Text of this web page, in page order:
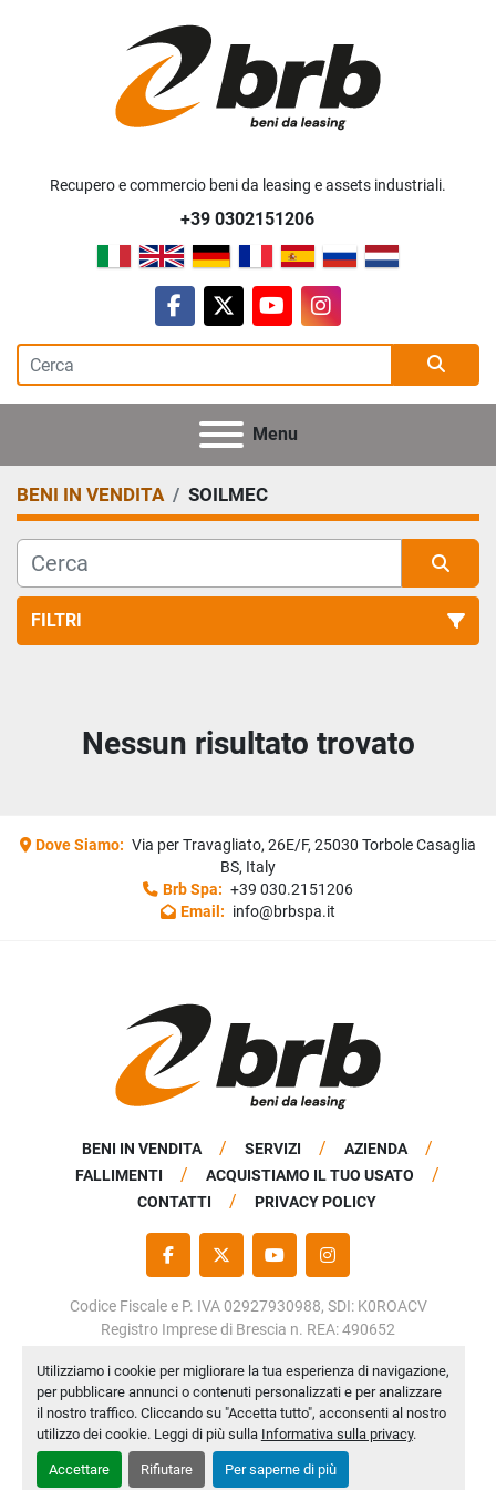
Utilizziamo i cookie per migliorare la tua esperienza di navigazione,
per pubblicare annunci o contenuti personalizzati e per analizzare
il nostro traffico. Cliccando su "Accetta tutto", acconsenti al nostro
utilizzo dei cookie. Leggi di più sulla Informativa sulla privacy.
Accettare Rifiutare Per saperne di più
Recupero e commercio beni da leasing e assets industriali.
+39 0302151206
facebook
twitteryoutubeinstagram
Menu
BENI IN VENDITA SOILMEC
FILTRI
Ordina per
Nessun risultato trovato
Dove Siamo: Via per Travagliato, 26E/F, 25030 Torbole Casaglia
BS, Italy
Brb Spa: +39 030.2151206
Email: info@brbspa.it
BENI IN VENDITA SERVIZI
AZIENDA
FALLIMENTI
ACQUISTIAMO IL TUO USATO
CONTATTI
PRIVACY POLICY
FACEBOOKTWITTERYOUTUBEINSTAGRAM
Codice Fiscale e P. IVA 02927930988, SDI: K0ROACV
Registro Imprese di Brescia n. REA: 490652
Personalizza le preferenze sui Cookies
Machinio Systemsito web diMachinio